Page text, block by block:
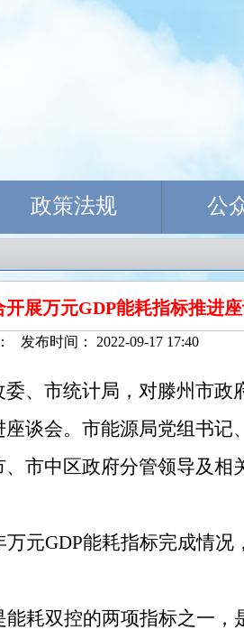
政策法规 公
开展万元GDP能耗指标推进
发布时间： 2022-09-17 17:40
委、市统计局，对滕州市政
谈会。市能源局党组书记
市中区政府分管领导及相
元GDP能耗指标完成情
耗双控的两项指标之一